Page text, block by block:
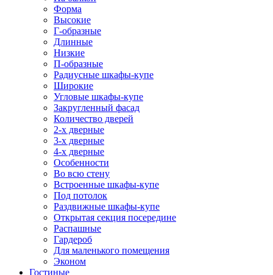
Форма
Высокие
Г-образные
Длинные
Низкие
П-образные
Радиусные шкафы-купе
Широкие
Угловые шкафы-купе
Закругленный фасад
Количество дверей
2-х дверные
3-х дверные
4-х дверные
Особенности
Во всю стену
Встроенные шкафы-купе
Под потолок
Раздвижные шкафы-купе
Открытая секция посередине
Распашные
Гардероб
Для маленького помещения
Эконом
Гостиные